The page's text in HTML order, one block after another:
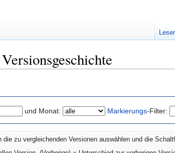
und Monat: Markierungs-Filter:
zu vergleichenden Versionen auswählen und die